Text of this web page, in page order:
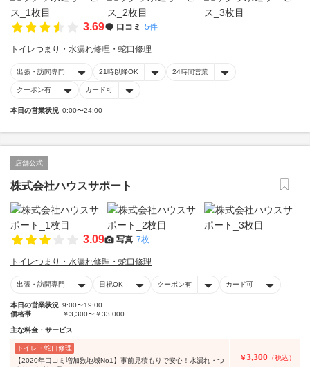
3.69 口コミ 5件
トイレつまり・水漏れ修理・蛇口修理
出張・訪問専門 21時以降OK 24時間営業
クーポン有 カード可
本日の営業状況 0:00〜24:00
店舗公式
株式会社ハウスサポート
3.09 写真 7枚
トイレつまり・水漏れ修理・蛇口修理
出張・訪問専門 日祝OK クーポン有 カード可
本日の営業状況 9:00〜19:00
価格帯
￥3,300〜￥33,000
主な料金・サービス
トイレ・蛇口修理
【2020年口コミ増加数地域No1】事前見積もりで安心！水漏れ・つ
￥3,300 （税込）